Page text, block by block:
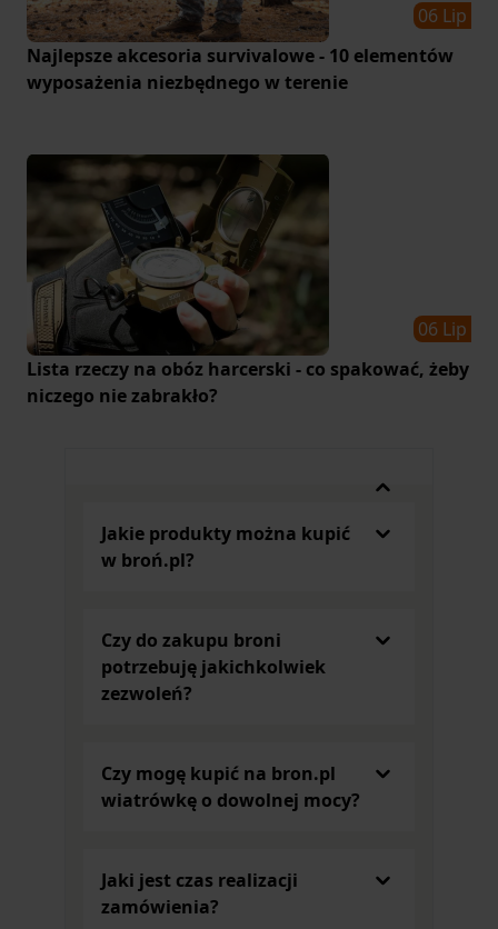
06 Lip
Najlepsze akcesoria survivalowe - 10 elementów
wyposażenia niezbędnego w terenie
06 Lip
Lista rzeczy na obóz harcerski - co spakować, żeby
niczego nie zabrakło?
Jakie produkty można kupić
w broń.pl?
Czy do zakupu broni
potrzebuję jakichkolwiek
zezwoleń?
Czy mogę kupić na bron.pl
wiatrówkę o dowolnej mocy?
Jaki jest czas realizacji
zamówienia?